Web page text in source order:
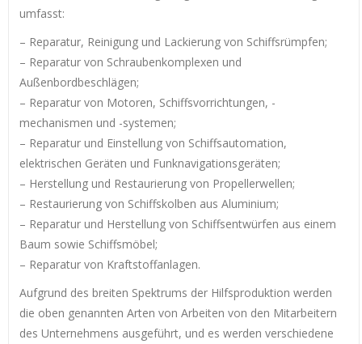
umfasst:
– Reparatur, Reinigung und Lackierung von Schiffsrümpfen;
– Reparatur von Schraubenkomplexen und
Außenbordbeschlägen;
– Reparatur von Motoren, Schiffsvorrichtungen, -
mechanismen und -systemen;
– Reparatur und Einstellung von Schiffsautomation,
elektrischen Geräten und Funknavigationsgeräten;
– Herstellung und Restaurierung von Propellerwellen;
– Restaurierung von Schiffskolben aus Aluminium;
– Reparatur und Herstellung von Schiffsentwürfen aus einem
Baum sowie Schiffsmöbel;
– Reparatur von Kraftstoffanlagen.
Aufgrund des breiten Spektrums der Hilfsproduktion werden
die oben genannten Arten von Arbeiten von den Mitarbeitern
des Unternehmens ausgeführt, und es werden verschiedene